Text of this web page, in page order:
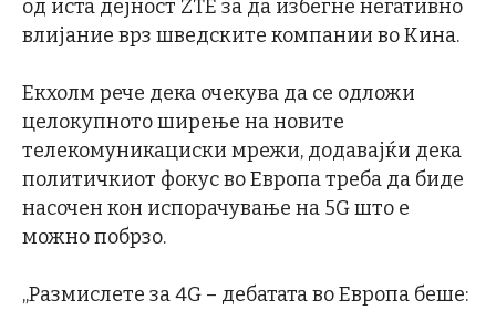
од иста дејност ZTE за да избегне негативно
влијание врз шведските компании во Кина.
Екхолм рече дека очекува да се одложи
целокупното ширење на новите
телекомуникациски мрежи, додавајќи дека
политичкиот фокус во Европа треба да биде
насочен кон испорачување на 5G што е
можно побрзо.
„Размислете за 4G – дебатата во Европа беше: